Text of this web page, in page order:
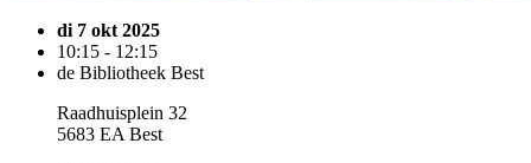
di 7 okt 2025
10:15 - 12:15
de Bibliotheek Best
Raadhuisplein 32
5683 EA Best